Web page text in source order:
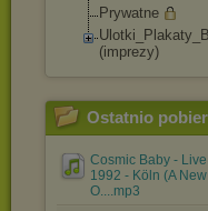
Prywatne
(imprezy)
Ostatnio
Cosmic Baby -
1992 - Köln (A
O....mp3